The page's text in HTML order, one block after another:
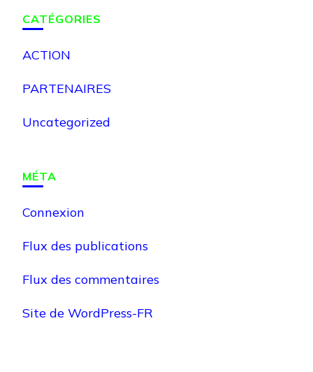
CATÉGORIES
ACTION
PARTENAIRES
Uncategorized
MÉTA
Connexion
Flux des publications
Flux des commentaires
Site de WordPress-FR